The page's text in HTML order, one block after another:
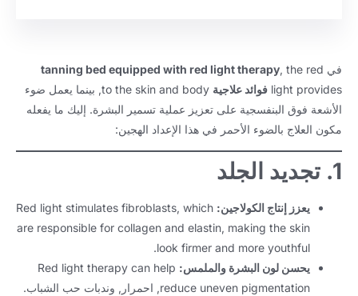
في tanning bed equipped with red light therapy ,the red
light provides فوائد علاجية to the skin and body, بينما يعمل ضوء
الأشعة فوق البنفسجية على تعزيز عملية تسمير البشرة. إليك ما يفعله
مكون العلاج بالضوء الأحمر في هذا الإعداد الهجين:
1. تجديد الجلد
يعزز إنتاج الكولاجين: Red light stimulates fibroblasts ,which
are responsible for collagen and elastin ,making the skin
look firmer and more youthful
.
يحسن لون البشرة والملمس:
Red light therapy can help
reduce uneven pigmentation, احمرار, وندبات حب الشباب.